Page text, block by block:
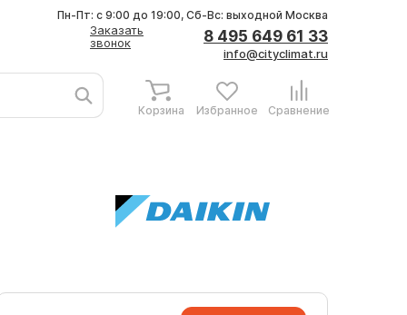
Заказать
звонок
8 495 649 61 33
info@cityclimat.ru
Пн-Пт: с 9:00 до 19:00, Сб-Вс: выходной Москва
Корзина Избранное Сравнение